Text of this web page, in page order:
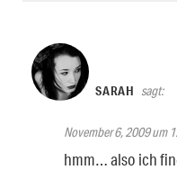
SARAH sagt:
November 6, 2009 um
hmm… also ich